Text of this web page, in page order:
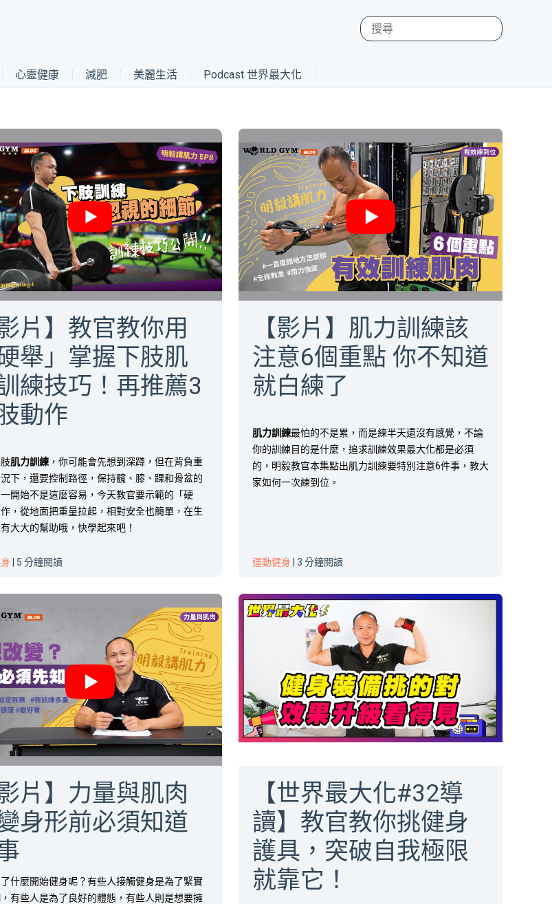
心靈健康 減肥 美麗生活 Podcast 世界最大化
影片】教官教你用
硬舉」掌握下肢肌
練技巧！再推薦3
動作
肌力訓練 ，你可能會先想到深蹲，但在背負重
下，還要控制路徑，保持髖、膝、踝和骨盆的
開始不是這麼容易，今天教官要示範的「硬
，從地面把重量拉起，相對安全也簡單，在生
大大的幫助哦，快學起來吧！
| 5 分鐘閱讀
【影片】肌力訓練該
注意6個重點 你不知道
就白練了
肌力訓練最怕的不是累，而是練半天還沒有感覺，不論
你的訓練目的是什麼，追求訓練效果最大化都是必須
的，明毅教官本集點出肌力訓練要特別注意6件事，教大
家如何一次練到位。
運動健身 | 3 分鐘閱讀
影片】力量與肌肉
身形前必須知道
什麼開始健身呢？有些人接觸健身是為了緊實
，有些人是為了良好的體態，有些人則是想要擁
【世界最大化#32導
讀】教官教你挑健身
護具，突破自我極限
就靠它！